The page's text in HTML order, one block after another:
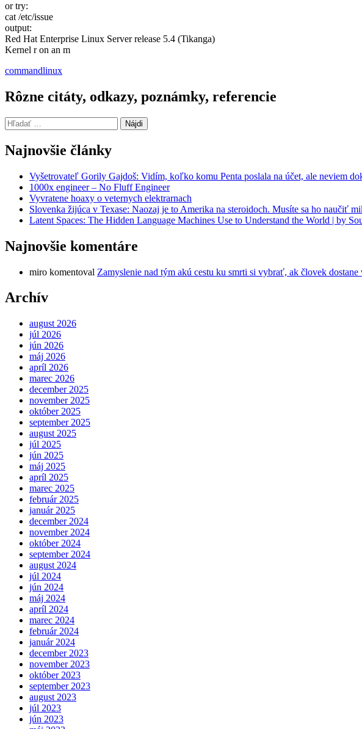
or try:
cat /etc/issue
output:
Red Hat Enterprise Linux Server release 5.4 (Tikanga)
Kernel r on an m
commandlinux
Rôzne citáty, odkazy, poznámky, referencie
Hľadať:
Najnovšie články
Vyšetrovateľ Gorily Gajdoš: Vidím, koľko komu Penta poslala na účet, ale neviem
1000x engineer – No Fluff Engineer
Vyvratene hoaxy o veternych elektrarnach
Slovenka žijúca v Texase: Naozaj je to Amerika na steroidoch. Musíte sa ho naučiť
Latent Spaces: The Hidden Language Machines Use to Understand the World | by
Najnovšie komentáre
miro komentoval Zamyslenie nad tým akú cestu ku smrti si vybrať, ak človek dostane
Archív
august 2026
júl 2026
jún 2026
máj 2026
apríl 2026
marec 2026
december 2025
november 2025
október 2025
september 2025
august 2025
júl 2025
jún 2025
máj 2025
apríl 2025
marec 2025
február 2025
január 2025
december 2024
november 2024
október 2024
september 2024
august 2024
júl 2024
jún 2024
máj 2024
apríl 2024
marec 2024
február 2024
január 2024
december 2023
november 2023
október 2023
september 2023
august 2023
júl 2023
jún 2023